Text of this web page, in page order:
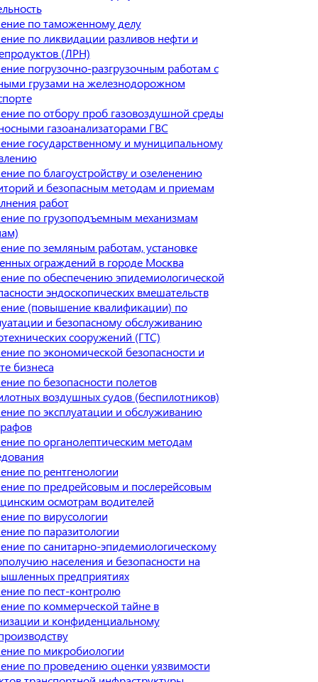
по таможенному делу
по ликвидации разливов нефти и
(ЛРН)
погрузочно-разгрузочным работам с
грузами на железнодорожном
по отбору проб газовоздушной среды
газоанализаторами ГВС
государственному и муниципальному
по благоустройству и озеленению
и безопасным методам и приемам
работ
по грузоподъемным механизмам
по земляным работам, установке
ограждений в городе Москва
по обеспечению эпидемиологической
эндоскопических вмешательств
(повышение квалификации) по
и безопасному обслуживанию
сооружений (ГТС)
по экономической безопасности и
бизнеса
по безопасности полетов
воздушных судов (беспилотников)
по эксплуатации и обслуживанию
по органолептическим методам
по рентгенологии
по предрейсовым и послерейсовым
осмотрам водителей
по вирусологии
по паразитологии
по санитарно-эпидемиологическому
населения и безопасности на
предприятиях
по пест-контролю
по коммерческой тайне в
и конфиденциальному
по микробиологии
по проведению оценки уязвимости